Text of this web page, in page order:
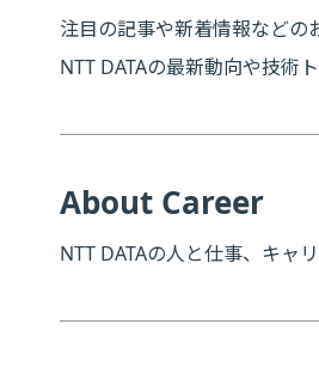
注目の記事や新着情報などの
NTT DATAの最新動向や技術
About Career
NTT DATAの人と仕事、キャ